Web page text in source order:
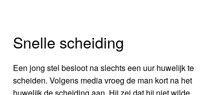
Snelle scheiding
Een jong stel besloot na slechts een uur huwelijk te
scheiden. Volgens media vroeg de man kort na het
huwelijk de scheiding aan. Hij zei dat hij niet wilde